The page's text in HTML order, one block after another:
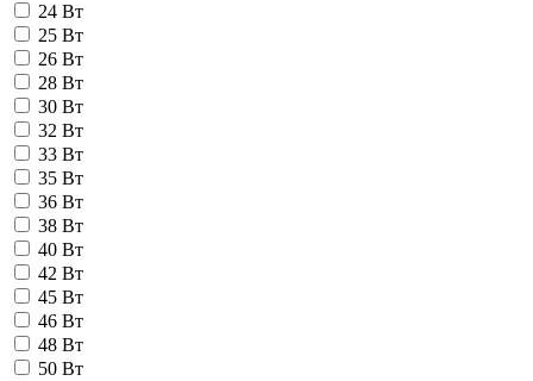
24 Вт
25 Вт
26 Вт
28 Вт
30 Вт
32 Вт
33 Вт
35 Вт
36 Вт
38 Вт
40 Вт
42 Вт
45 Вт
46 Вт
48 Вт
50 Вт